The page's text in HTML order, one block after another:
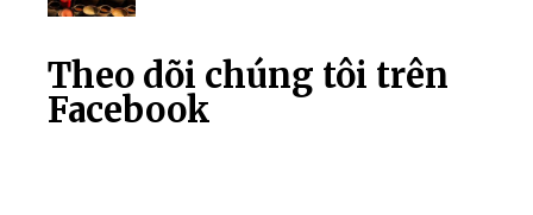
Theo dõi chúng tôi trên
Facebook